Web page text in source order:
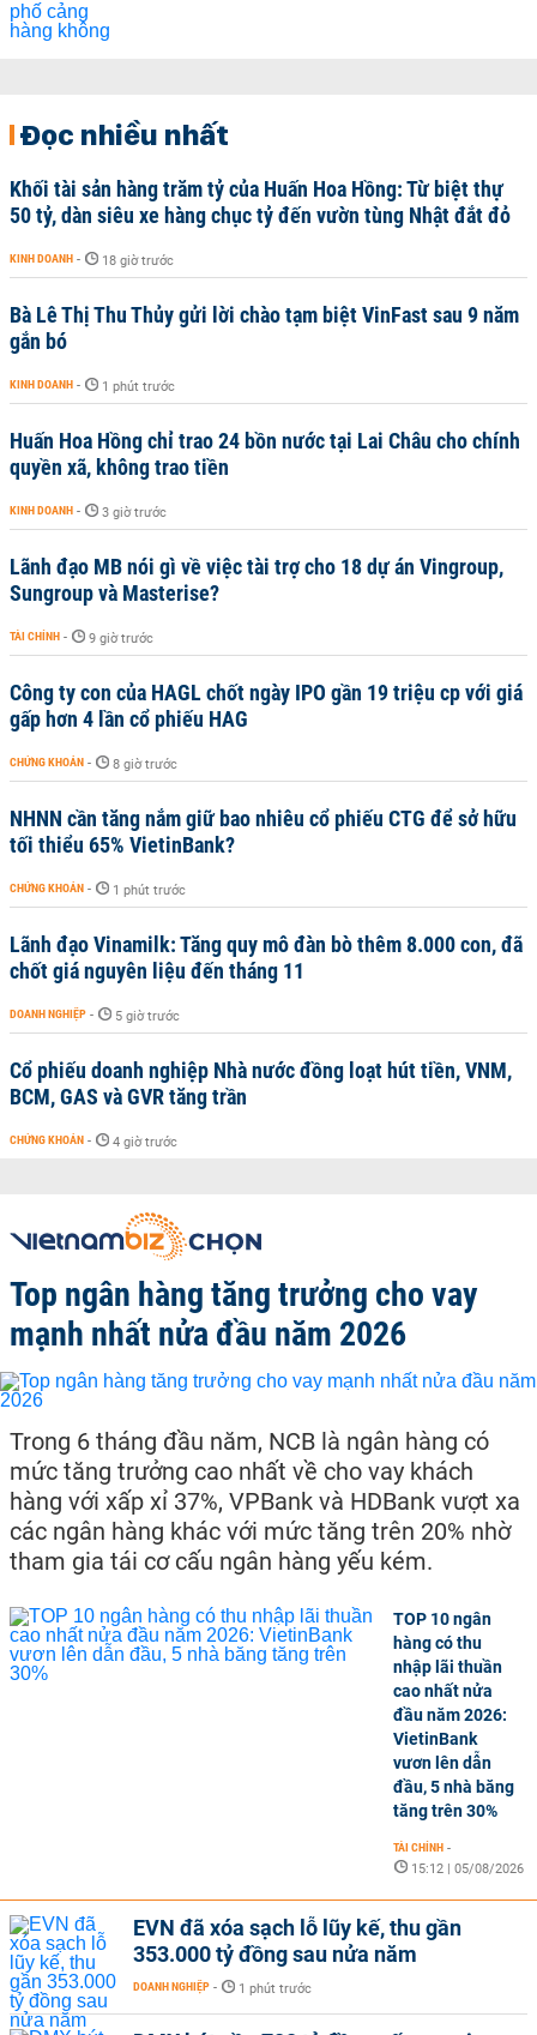
Đọc nhiều nhất
Khối tài sản hàng trăm tỷ của Huấn Hoa Hồng: Từ biệt thự
50 tỷ, dàn siêu xe hàng chục tỷ đến vườn tùng Nhật đắt đỏ
KINH DOANH - 18 giờ trước
Bà Lê Thị Thu Thủy gửi lời chào tạm biệt VinFast sau 9 năm
gắn bó
KINH DOANH - 1 phút trước
Huấn Hoa Hồng chỉ trao 24 bồn nước tại Lai Châu cho chính
quyền xã, không trao tiền
KINH DOANH - 3 giờ trước
Lãnh đạo MB nói gì về việc tài trợ cho 18 dự án Vingroup,
Sungroup và Masterise?
TÀI CHÍNH - 9 giờ trước
Công ty con của HAGL chốt ngày IPO gần 19 triệu cp với giá
gấp hơn 4 lần cổ phiếu HAG
CHỨNG KHOÁN - 8 giờ trước
NHNN cần tăng nắm giữ bao nhiêu cổ phiếu CTG để sở hữu
tối thiểu 65% VietinBank?
CHỨNG KHOÁN - 1 phút trước
Lãnh đạo Vinamilk: Tăng quy mô đàn bò thêm 8.000 con, đã
chốt giá nguyên liệu đến tháng 11
DOANH NGHIỆP - 5 giờ trước
Cổ phiếu doanh nghiệp Nhà nước đồng loạt hút tiền, VNM,
BCM, GAS và GVR tăng trần
CHỨNG KHOÁN - 4 giờ trước
Top ngân hàng tăng trưởng cho vay
mạnh nhất nửa đầu năm 2026
Trong 6 tháng đầu năm, NCB là ngân hàng có
mức tăng trưởng cao nhất về cho vay khách
hàng với xấp xỉ 37%, VPBank và HDBank vượt xa
các ngân hàng khác với mức tăng trên 20% nhờ
tham gia tái cơ cấu ngân hàng yếu kém.
TOP 10 ngân
hàng có thu
nhập lãi thuần
cao nhất nửa
đầu năm 2026:
VietinBank
vươn lên dẫn
đầu, 5 nhà băng
tăng trên 30%
TÀI CHÍNH -
15:12 | 05/08/2026
EVN đã xóa sạch lỗ lũy kế, thu gần
353.000 tỷ đồng sau nửa năm
DOANH NGHIỆP - 1 phút trước